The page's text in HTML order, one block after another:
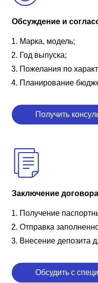
Обсуждение и
Марка, модель;
Год выпуска;
Пожелания по
Планирование
Получить
Заключение договора
Получение
Отправка
Внесение депозита
Обсудить с